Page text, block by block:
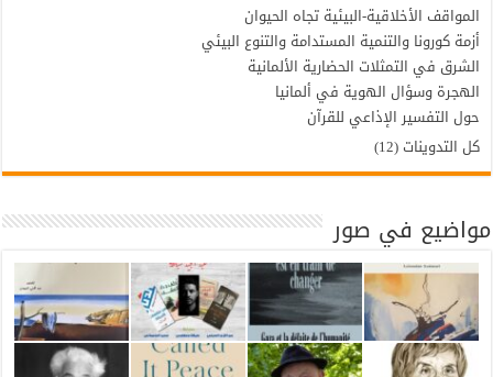
المواقف الأخلاقية-البيئية تجاه الحيوان
أزمة كورونا والتنمية المستدامة والتنوع البيئي
الشرق في التمثلات الحضارية الألمانية
الهجرة وسؤال الهوية في ألمانيا
حول التفسير الإذاعي للقرآن
كل التدوينات (12)
مواضيع في صور